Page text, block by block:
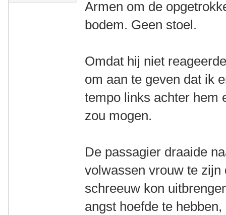
Armen om de
bodem. Geen stoel.
Omdat hij niet
om aan te geven dat ik
tempo links achter hem
zou mogen.
De passagier draaide
volwassen vrouw te
schreeuw kon
angst hoefde te